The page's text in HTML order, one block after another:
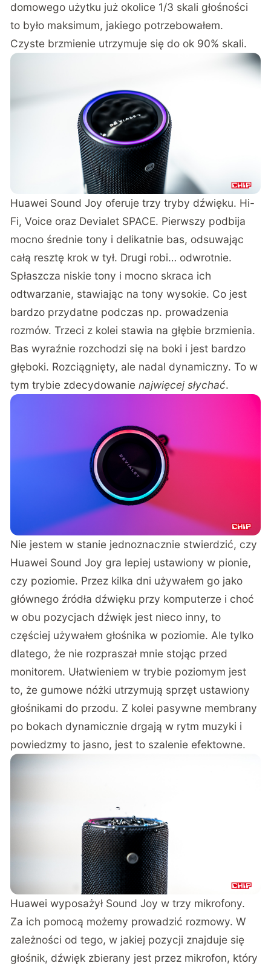
domowego użytku już okolice 1/3 skali głośności
to było maksimum, jakiego potrzebowałem.
Czyste brzmienie utrzymuje się do ok 90% skali.
Huawei Sound Joy oferuje trzy tryby dźwięku. Hi-
Fi, Voice oraz Devialet SPACE. Pierwszy podbija
mocno średnie tony i delikatnie bas, odsuwając
całą resztę krok w tył. Drugi robi… odwrotnie.
Spłaszcza niskie tony i mocno skraca ich
odtwarzanie, stawiając na tony wysokie. Co jest
bardzo przydatne podczas np. prowadzenia
rozmów. Trzeci z kolei stawia na głębie brzmienia.
Bas wyraźnie rozchodzi się na boki i jest bardzo
głęboki. Rozciągnięty, ale nadal dynamiczny. To w
tym trybie zdecydowanienajwięcej słychać.
Nie jestem w stanie jednoznacznie stwierdzić, czy
Huawei Sound Joy gra lepiej ustawiony w pionie,
czy poziomie. Przez kilka dni używałem go jako
głównego źródła dźwięku przy komputerze i choć
w obu pozycjach dźwięk jest nieco inny, to
częściej używałem głośnika w poziomie. Ale tylko
dlatego, że nie rozpraszał mnie stojąc przed
monitorem. Ułatwieniem w trybie poziomym jest
to, że gumowe nóżki utrzymują sprzęt ustawiony
głośnikami do przodu. Z kolei pasywne membrany
po bokach dynamicznie drgają w rytm muzyki i
powiedzmy to jasno, jest to szalenie efektowne.
Huawei wyposażył Sound Joy w trzy mikrofony.
Za ich pomocą możemy prowadzić rozmowy. W
zależności od tego, w jakiej pozycji znajduje się
głośnik, dźwięk zbierany jest przez mikrofon, który